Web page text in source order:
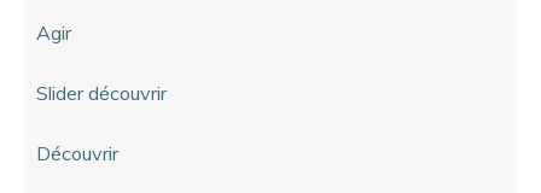
Agir
Slider découvrir
Découvrir